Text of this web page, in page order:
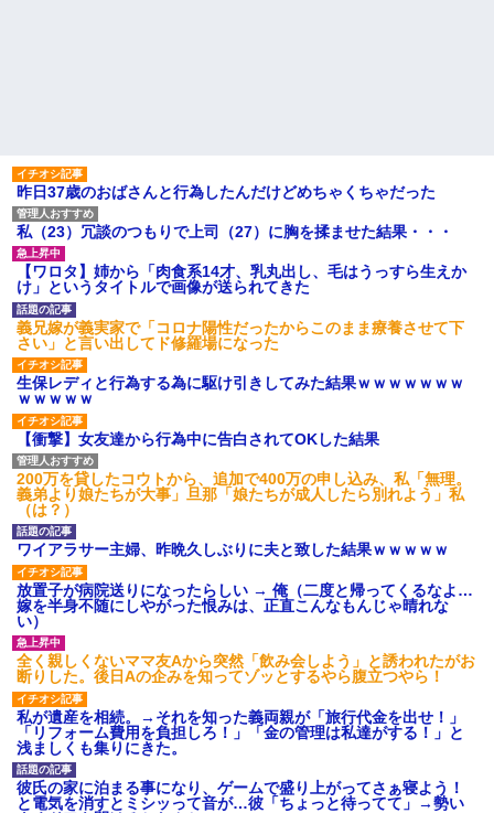
後続車にクラクションを鳴ら
され彼氏が逆切れ。「何クラク
ション鳴らしてんだ！降りてこ
いよ！」と怒鳴りだし...
【衝撃】報酬100万円超の治験
募集がこちらｗｗｗｗｗ(※画像
あり)
【ネット騒然】惨殺されたタ
ワマン頂き女子のこの動画、す
げえええええｗｗｗｗｗｗｗｗ
ｗｗｗ
【愕然】白のクラウン俺氏、
高速道路左車線を制限速度で走
った結果wwwwwwwwwwww
百年の恋12-899 食べた量を
張り合ってくる
【悲報】佐藤輝明・・・２軍
でも盛大にやらかす←あまり悲
しませないでくれ
昨日37歳のおばさんと行為したんだけどめちゃくちゃだった
私（23）冗談のつもりで上司（27）に胸を揉ませた結果・・・
【ワロタ】姉から「肉食系14才、乳丸出し、毛はうっすら生えか
け」というタイトルで画像が送られてきた
義兄嫁が義実家で「コロナ陽性だったからこのまま療養させて下
さい」と言い出してド修羅場になった
生保レディと行為する為に駆け引きしてみた結果ｗｗｗｗｗｗｗ
ｗｗｗｗｗ
【衝撃】女友達から行為中に告白されてOKした結果
200万を貸したコウトから、追加で400万の申し込み、私「無理。
義弟より娘たちが大事」旦那「娘たちが成人したら別れよう」私
（は？）
ワイアラサー主婦、昨晩久しぶりに夫と致した結果ｗｗｗｗｗ
放置子が病院送りになったらしい → 俺（二度と帰ってくるなよ…
嫁を半身不随にしやがった恨みは、正直こんなもんじゃ晴れな
い）
全く親しくないママ友Aから突然「飲み会しよう」と誘われたがお
断りした。後日Aの企みを知ってゾッとするやら腹立つやら！
私が遺産を相続。→それを知った義両親が「旅行代金を出せ！」
「リフォーム費用を負担しろ！」「金の管理は私達がする！」と
浅ましくも集りにきた。
彼氏の家に泊まる事になり、ゲームで盛り上がってさぁ寝よう！
と電気を消すとミシッって音が…彼「ちょっと待ってて」→勢い